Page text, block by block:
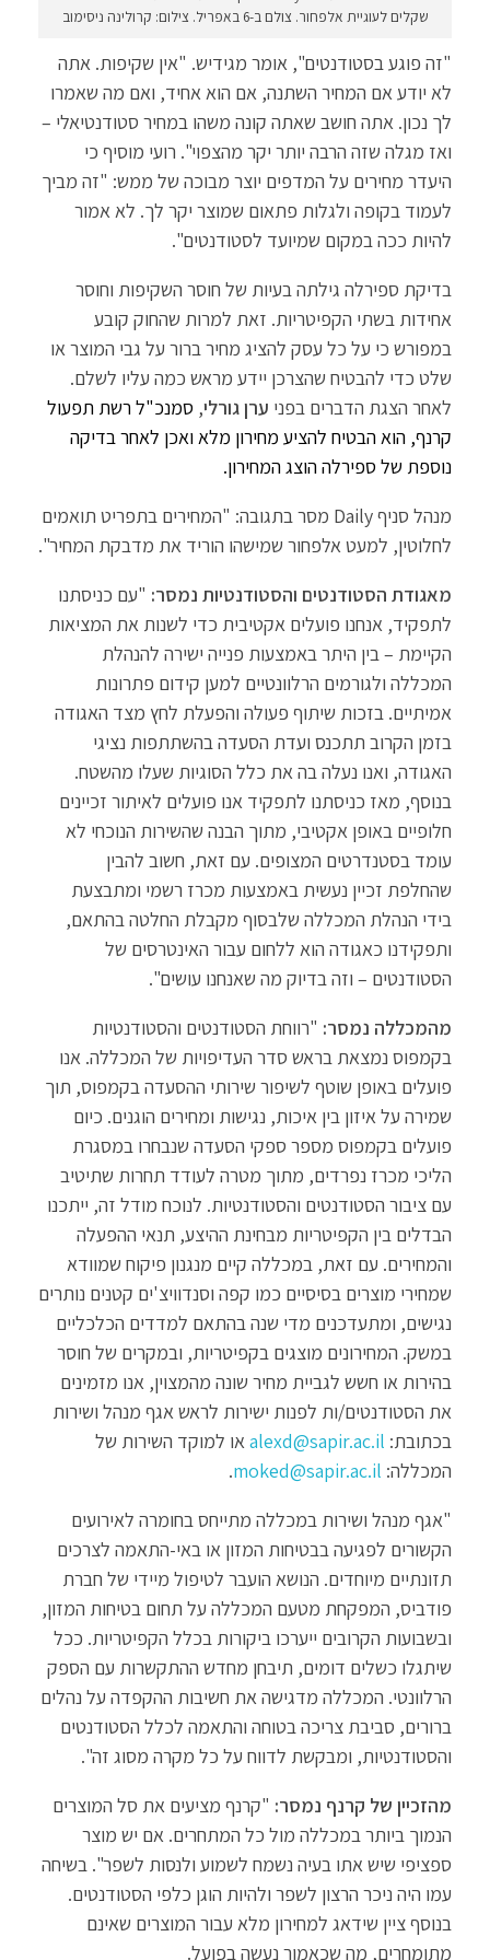
שקלים לעוגיית אלפחור. צולם ב-6 באפריל. צילום: קרולינה ניסימוב
"זה פוגע בסטודנטים", אומר מגידיש. "אין שקיפות. אתה
לא יודע אם המחיר השתנה, אם הוא אחיד, ואם מה שאמרו
לך נכון. אתה חושב שאתה קונה משהו במחיר סטודנטיאלי –
ואז מגלה שזה הרבה יותר יקר מהצפוי". רועי מוסיף כי
היעדר מחירים על המדפים יוצר מבוכה של ממש: "זה מביך
לעמוד בקופה ולגלות פתאום שמוצר יקר לך. לא אמור
להיות ככה במקום שמיועד לסטודנטים".
בדיקת ספירלה גילתה בעיות של חוסר השקיפות וחוסר
אחידות בשתי הקפיטריות. זאת למרות שהחוק קובע
במפורש כי על כל עסק להציג מחיר ברור על גבי המוצר או
שלט כדי להבטיח שהצרכן יידע מראש כמה עליו לשלם.
לאחר הצגת הדברים בפני ערן גורלי, סמנכ"ל רשת תפעול
קרנף, הוא הבטיח להציע מחירון מלא ואכן לאחר בדיקה
נוספת של ספירלה הוצג המחירון.
מנהל סניף Daily מסר בתגובה: "המחירים בתפריט תואמים
לחלוטין, למעט אלפחור שמישהו הוריד את מדבקת המחיר".
מאגודת הסטודנטים והסטודנטיות נמסר: "עם כניסתנו
לתפקיד, אנחנו פועלים אקטיבית כדי לשנות את המציאות
הקיימת – בין היתר באמצעות פנייה ישירה להנהלת
המכללה ולגורמים הרלוונטיים למען קידום פתרונות
אמיתיים. בזכות שיתוף פעולה והפעלת לחץ מצד האגודה
בזמן הקרוב תתכנס ועדת הסעדה בהשתתפות נציגי
האגודה, ואנו נעלה בה את כלל הסוגיות שעלו מהשטח.
בנוסף, מאז כניסתנו לתפקיד אנו פועלים לאיתור זכיינים
חלופיים באופן אקטיבי, מתוך הבנה שהשירות הנוכחי לא
עומד בסטנדרטים המצופים. עם זאת, חשוב להבין
שהחלפת זכיין נעשית באמצעות מכרז רשמי ומתבצעת
בידי הנהלת המכללה שלבסוף מקבלת החלטה בהתאם,
ותפקידנו כאגודה הוא ללחום עבור האינטרסים של
הסטודנטים – וזה בדיוק מה שאנחנו עושים".
מהמכללה נמסר: "רווחת הסטודנטים והסטודנטיות
בקמפוס נמצאת בראש סדר העדיפויות של המכללה. אנו
פועלים באופן שוטף לשיפור שירותי ההסעדה בקמפוס, תוך
שמירה על איזון בין איכות, נגישות ומחירים הוגנים. כיום
פועלים בקמפוס מספר ספקי הסעדה שנבחרו במסגרת
הליכי מכרז נפרדים, מתוך מטרה לעודד תחרות שתיטיב
עם ציבור הסטודנטים והסטודנטיות. לנוכח מודל זה, ייתכנו
הבדלים בין הקפיטריות מבחינת ההיצע, תנאי ההפעלה
והמחירים. עם זאת, במכללה קיים מנגנון פיקוח שמוודא
שמחירי מוצרים בסיסיים כמו קפה וסנדוויצ'ים קטנים נותרים
נגישים, ומתעדכנים מדי שנה בהתאם למדדים הכלכליים
במשק. המחירונים מוצגים בקפיטריות, ובמקרים של חוסר
בהירות או חשש לגביית מחיר שונה מהמצוין, אנו מזמינים
את הסטודנטים/ות לפנות ישירות לראש אגף מנהל ושירות
בכתובת: alexd@sapir.ac.ilאו למוקד השירות של
המכללה: moked@sapir.ac.il
.
"אגף מנהל ושירות במכללה מתייחס בחומרה לאירועים
הקשורים לפגיעה בבטיחות המזון או באי-התאמה לצרכים
תזונתיים מיוחדים. הנושא הועבר לטיפול מיידי של חברת
פודביס, המפקחת מטעם המכללה על תחום בטיחות המזון,
ובשבועות הקרובים ייערכו ביקורות בכלל הקפיטריות. ככל
שיתגלו כשלים דומים, תיבחן מחדש ההתקשרות עם הספק
הרלוונטי. המכללה מדגישה את חשיבות ההקפדה על נהלים
ברורים, סביבת צריכה בטוחה והתאמה לכלל הסטודנטים
והסטודנטיות, ומבקשת לדווח על כל מקרה מסוג זה".
מהזכיין של קרנף נמסר: "קרנף מציעים את סל המוצרים
הנמוך ביותר במכללה מול כל המתחרים. אם יש מוצר
ספציפי שיש אתו בעיה נשמח לשמוע ולנסות לשפר". בשיחה
עמו היה ניכר הרצון לשפר ולהיות הוגן כלפי הסטודנטים.
בנוסף ציין שידאג למחירון מלא עבור המוצרים שאינם
מתומחרים, מה שכאמור נעשה בפועל.